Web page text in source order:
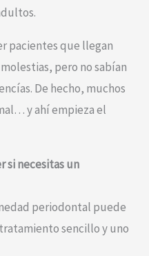
pacientes que llegan
pero no sabían
De hecho, muchos
y ahí empieza el
si necesitas un
periodontal puede
sencillo y uno